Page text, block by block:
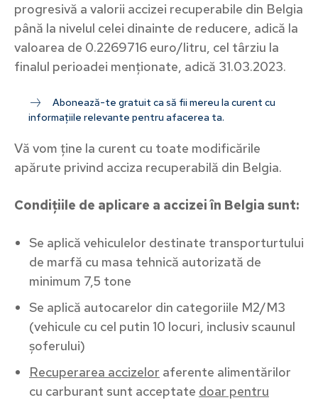
progresivă a valorii accizei recuperabile din Belgia
până la nivelul celei dinainte de reducere, adică la
valoarea de 0.2269716 euro/litru, cel târziu la
finalul perioadei menționate, adică 31.03.2023.
Abonează-te gratuit ca să fii mereu la curent cu
informațiile relevante pentru afacerea ta.
Vă vom ține la curent cu toate modificările
apărute privind acciza recuperabilă din Belgia.
Condițiile de aplicare a accizei în Belgia sunt:
Se aplică vehiculelor destinate transporturtului
de marfă cu masa tehnică autorizată de
minimum 7,5 tone
Se aplică autocarelor din categoriile M2/M3
(vehicule cu cel putin 10 locuri, inclusiv scaunul
șoferului)
Recuperarea accizelor aferente alimentărilor
cu carburant sunt acceptate doar pentru